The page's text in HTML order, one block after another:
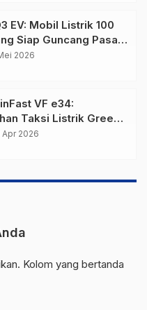
EV: Mobil Listrik 100
Siap Guncang Pasar
2026
VF e34:
Taksi Listrik Green
Tragedi Maut Bekasi
2026
Kolom yang bertanda